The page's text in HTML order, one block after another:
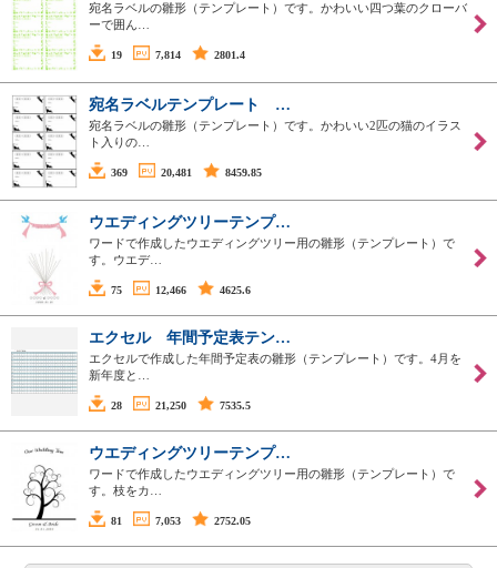
宛名ラベルの雛形（テンプレート）です。かわいい四つ葉のクローバ
ーで囲ん…
19 7,814 2801.4
宛名ラベルテンプレート …
宛名ラベルの雛形（テンプレート）です。かわいい2匹の猫のイラス
ト入りの…
369 20,481 8459.85
ウエディングツリーテンプ…
ワードで作成したウエディングツリー用の雛形（テンプレート）で
す。ウエデ…
75 12,466 4625.6
エクセル 年間予定表テン…
エクセルで作成した年間予定表の雛形（テンプレート）です。4月を
新年度と…
28 21,250 7535.5
ウエディングツリーテンプ…
ワードで作成したウエディングツリー用の雛形（テンプレート）で
す。枝をカ…
81 7,053 2752.05